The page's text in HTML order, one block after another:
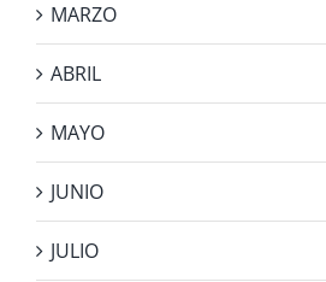
MARZO
ABRIL
MAYO
JUNIO
JULIO